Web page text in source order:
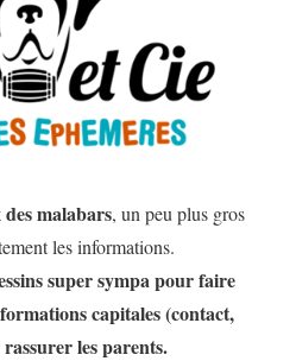
des malabars, un peu plus gros
les informations.
super sympa pour faire
capitales (contact,
les parents.